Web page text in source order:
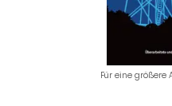
Für eine größere